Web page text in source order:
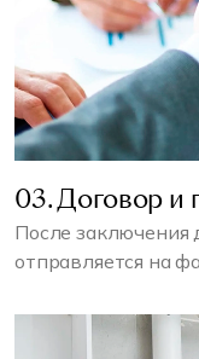
03. Договор и
После заключения
отправляется на